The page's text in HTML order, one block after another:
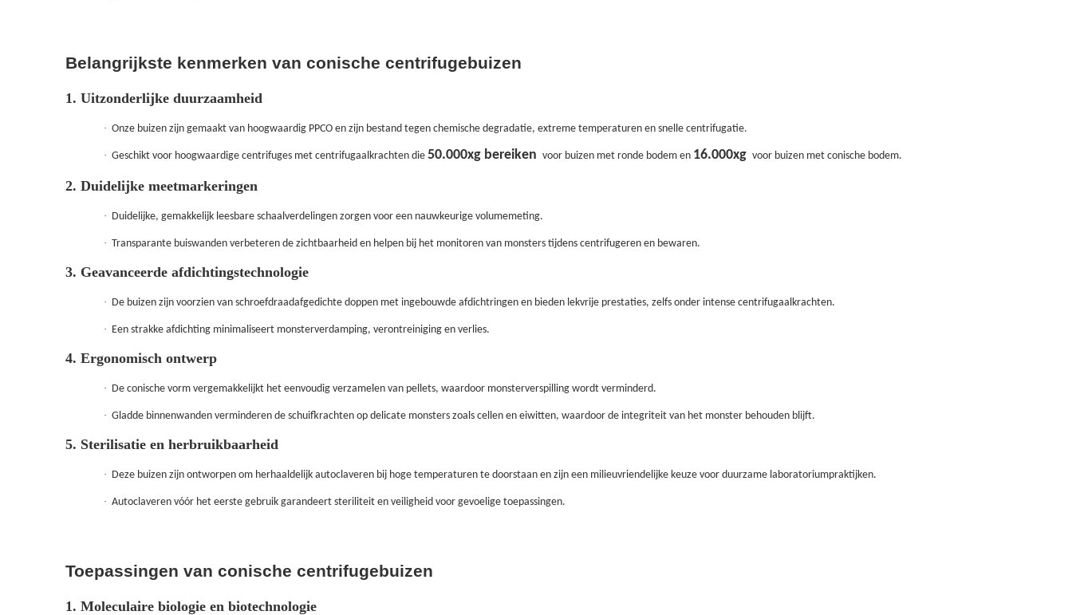
Belangrijkste kenmerken van conische centrifugebuizen
1. Uitzonderlijke duurzaamheid
· Onze buizen zijn gemaakt van hoogwaardig PPCO en zijn bestand tegen chemische degradatie, extreme temperaturen en snelle centrifugatie.
· Geschikt voor hoogwaardige centrifuges met centrifugaalkrachten die 50.000xg bereiken voor buizen met ronde bodem en 16.000xg voor buizen met conische bodem.
2. Duidelijke meetmarkeringen
· Duidelijke, gemakkelijk leesbare schaalverdelingen zorgen voor een nauwkeurige volumemeting.
· Transparante buiswanden verbeteren de zichtbaarheid en helpen bij het monitoren van monsters tijdens centrifugeren en bewaren.
3. Geavanceerde afdichtingstechnologie
· De buizen zijn voorzien van schroefdraadafgedichte doppen met ingebouwde afdichtringen en bieden lekvrije prestaties, zelfs onder intense centrifugaalkrachten.
· Een strakke afdichting minimaliseert monsterverdamping, verontreiniging en verlies.
4. Ergonomisch ontwerp
· De conische vorm vergemakkelijkt het eenvoudig verzamelen van pellets, waardoor monsterverspilling wordt verminderd.
· Gladde binnenwanden verminderen de schuifkrachten op delicate monsters zoals cellen en eiwitten, waardoor de integriteit van het monster behouden blijft.
5. Sterilisatie en herbruikbaarheid
· Deze buizen zijn ontworpen om herhaaldelijk autoclaveren bij hoge temperaturen te doorstaan ​​en zijn een milieuvriendelijke keuze voor duurzame laboratoriumpraktijken.
· Autoclaveren vóór het eerste gebruik garandeert steriliteit en veiligheid voor gevoelige toepassingen.
Toepassingen van conische centrifugebuizen
1. Moleculaire biologie en biotechnologie